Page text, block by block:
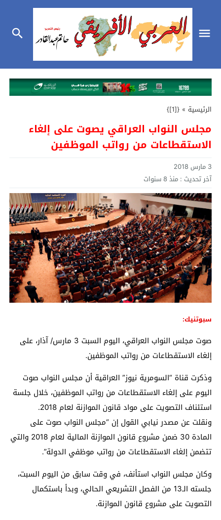
الرئيسية »
{[1]}
مجلس النواب العراقي يصوت على إلغاء
الاستقطاعات من رواتب الموظفين
3 مارس 2018
آخر تحديث : منذ 8 سنوات
سبوتنيك:
صوت مجلس النواب العراقي، اليوم السبت 3 مارس/ آذار، على
إلغاء الاستقطاعات من رواتب الموظفين.
وذكرت قناة “السومرية نيوز” العراقية أن مجلس النواب صوت
اليوم على إلغاء الاستقطاعات من رواتب الموظفين، خلال جلسة
استئناف التصويت على مواد قانون الموازنة لعام 2018.
ونقلت عن مصدر نيابي القول إن “مجلس النواب صوت على
المادة 30 ضمن مشروع قانون الموازنة المالية لعام 2018 والتي
تتضمن إلغاء الاستقطاعات من رواتب موظفي الدولة”.
وكان مجلس النواب استأنف، في وقت سابق من اليوم السبت،
جلسته الـ13 من الفصل التشريعي الحالي، وبدأ باستكمال
التصويت على مشروع قانون الموازنة.